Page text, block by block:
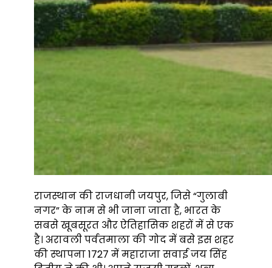
राजस्थान की राजधानी जयपुर, जिसे “गुलाबी
नगर” के नाम से भी जाना जाता है, भारत के
सबसे खूबसूरत और ऐतिहासिक शहरों में से एक
है। अरावली पर्वतमाला की गोद में बसे इस शहर
की स्थापना 1727 में महाराजा सवाई जय सिंह